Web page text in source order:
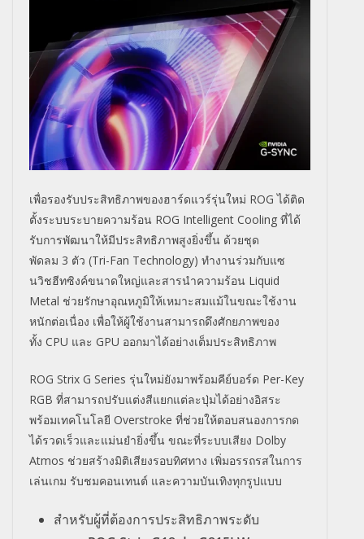
เพื่อรองรับประสิทธิภาพของฮาร์ดแวร์รุ่นใหม่ ROGได้ติด
ตั้งระบบระบายความร้อน ROG Intelligent Cooling ที่ได้
รับการพัฒนาให้มีประสิทธิภาพสูงยิ่งขึ้น ด้วยชุด
พัดลม 3 ตัว (Tri-Fan Technology) ทำงานร่วมกับแซ
นวิชฮีทซิงค์ขนาดใหญ่และสารนำความร้อน Liquid
Metal ช่วยรักษาอุณหภูมิให้เหมาะสมแม้ในขณะใช้งาน
หนักต่อเนื่อง เพื่อให้ผู้ใช้งานสามารถดึงศักยภาพของ
ทั้ง CPU และ GPU ออกมาได้อย่างเต็มประสิทธิภาพ
ROG Strix G Series รุ่นใหม่ยังมาพร้อมคีย์บอร์ด Per-Key
RGB ที่สามารถปรับแต่งสีแยกแต่ละปุ่มได้อย่างอิสระ
พร้อมเทคโนโลยี Overstroke ที่ช่วยให้ตอบสนองการกด
ได้รวดเร็วและแม่นยำยิ่งขึ้น ขณะที่ระบบเสียง Dolby
Atmos ช่วยสร้างมิติเสียงรอบทิศทาง เพิ่มอรรถรสในการ
เล่นเกม รับชมคอนเทนต์ และความบันเทิงทุกรูปแบบ
สำหรับผู้ที่ต้องการประสิทธิภาพระดับ